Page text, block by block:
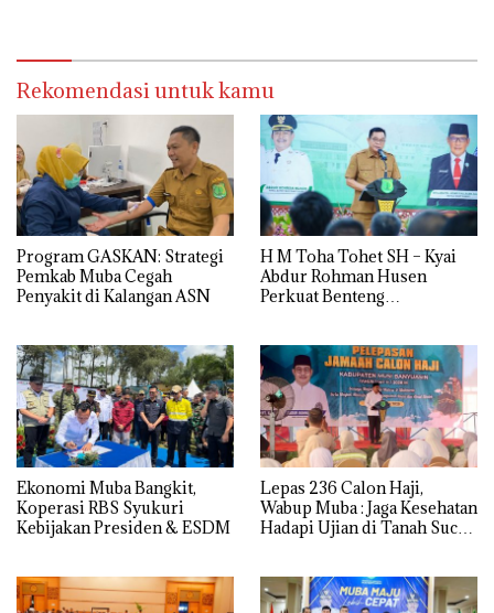
Rekomendasi untuk kamu
Program GASKAN: Strategi
Pemkab Muba Cegah
Penyakit di Kalangan ASN
H M Toha Tohet SH – Kyai
Abdur Rohman Husen
Perkuat Benteng
Ekonomi Muba Bangkit,
Koperasi RBS Syukuri
Kebijakan Presiden & ESDM
Lepas 236 Calon Haji,
Wabup Muba : Jaga Kesehatan
Hadapi Ujian di Tanah Suci